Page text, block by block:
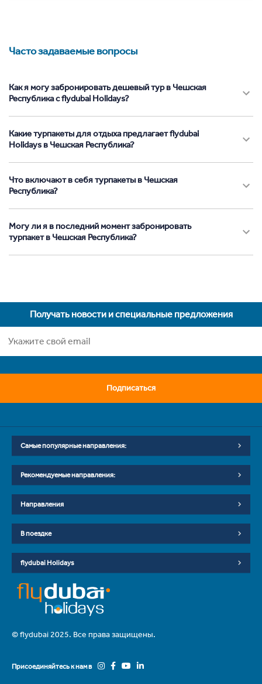
Часто задаваемые вопросы
Как я могу забронировать дешевый тур в Чешская
Республика с flydubai Holidays?
Какие турпакеты для отдыха предлагает flydubai
Holidays в Чешская Республика?
Что включают в себя турпакеты в Чешская
Республика?
Могу ли я в последний момент забронировать
турпакет в Чешская Республика?
Получать новости и специальные предложения
Подписаться
Самые популярные направления:
Рекомендуемые направления:
Направления
В поездке
flydubai Holidays
© flydubai 2025. Все права защищены.
Присоединяйтесь к нам в